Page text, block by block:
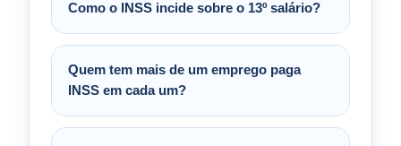
Como o INSS incide sobre o 13º salário?
Quem tem mais de um emprego paga
INSS em cada um?